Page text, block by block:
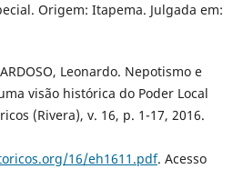
Origem: Itapema. Julgada em:
Leonardo. Nepotismo e
visão histórica do Poder Local
(Rivera), v. 16, p. 1-17, 2016.
16/eh1611.pdf. Acesso